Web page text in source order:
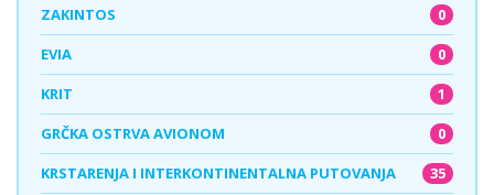
ZAKINTOS 0
EVIA 0
KRIT 1
GRČKA OSTRVA AVIONOM 0
KRSTARENJA I INTERKONTINENTALNA PUTOVANJA 35